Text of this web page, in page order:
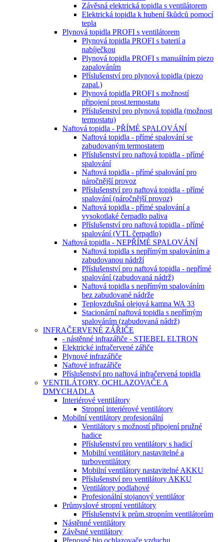
Závěsná elektrická topidla s ventilátorem
Elektrická topidla k hubení škůdců pomocí
tepla
Plynová topidla PROFI s ventilátorem
Plynová topidla PROFI s baterií a
nabíječkou
Plynová topidla PROFI s manuálním piezo
zapalováním
Příslušenství pro plynová topidla (piezo
zapal.)
Plynová topidla PROFI s možností
připojení prost.termostatu
Příslušenství pro plynová topidla (možnost
termostatu)
Naftová topidla - PŘÍMÉ SPALOVÁNÍ
Naftová topidla - přímé spalování se
zabudovaným termostatem
Příslušenství pro naftová topidla - přímé
spalování
Naftová topidla - přímé spalování pro
náročnější provoz
Příslušenství pro naftová topidla - přímé
spalování (náročnější provoz)
Naftová topidla - přímé spalování a
vysokotlaké čerpadlo paliva
Příslušenství pro naftová topidla - přímé
spalování (VTL čerpadlo)
Naftová topidla - NEPŘÍMÉ SPALOVÁNÍ
Naftová topidla s nepřímým spalováním a
zabudovanou nádrží
Příslušenství pro naftová topidla - nepřímé
spalování (zabudovaná nádrž)
Naftová topidla s nepřímým spalováním
bez zabudované nádrže
Teplovzdušná olejová kamna WA 33
Stacionární naftová topidla s nepřímým
spalováním (zabudovaná nádrž)
INFRAČERVENÉ ZÁŘIČE
- nástěnné infrazářiče - STIEBEL ELTRON
Elektrické infračervené zářiče
Plynové infrazářiče
Naftové infrazářiče
Příslušenství pro naftová infračervená topidla
VENTILÁTORY, OCHLAZOVAČE A
DMYCHADLA
Interiérové ventilátory
Stropní interiérové ventilátory
Mobilní ventilátory profesionální
Ventilátory s možností připojení pružné
hadice
Příslušenství pro ventilátory s hadicí
Mobilní ventilátory nastavitelné a
turboventilátory
Mobilní ventilátory nastavitelné AKKU
Příslušenství pro ventilátory AKKU
Ventilátory podlahové
Profesionální stojanový ventilátor
Průmyslové stropní ventilátory
Příslušenství k prům.stropním ventilátorům
Nástěnné ventilátory
Závěsné ventilátory
Přenosné bio ochlazovače vzduchu